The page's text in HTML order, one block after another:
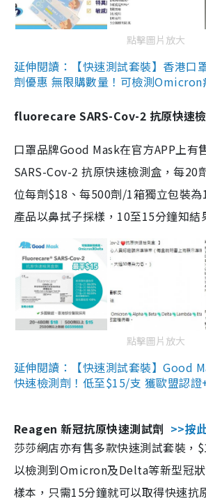
點擊圖片放大
延伸閱讀：【快速測試套裝】香港口
劑優惠 無限購數量！可檢測Omicron
fluorecare SARS-Cov-2 抗原快速
口罩品牌Good Mask在官方APP上
SARS-Cov-2 抗原快速檢測盒，每20
位每劑$18、每500劑/1箱獨立包裝為
產品以鼻拭子採樣，10至15分鐘知結
點擊圖片放大
延伸閱讀：【快速測試套裝】Good
快速檢測劑！低至$15/支 獲歐盟認證
Reagen 新冠抗原快速測試劑 >>按
莎莎網店亦有售多款快速測試套裝，
以檢測到Omicron及Delta等新型冠
樣本，只需15分鐘就可以取得快速抗